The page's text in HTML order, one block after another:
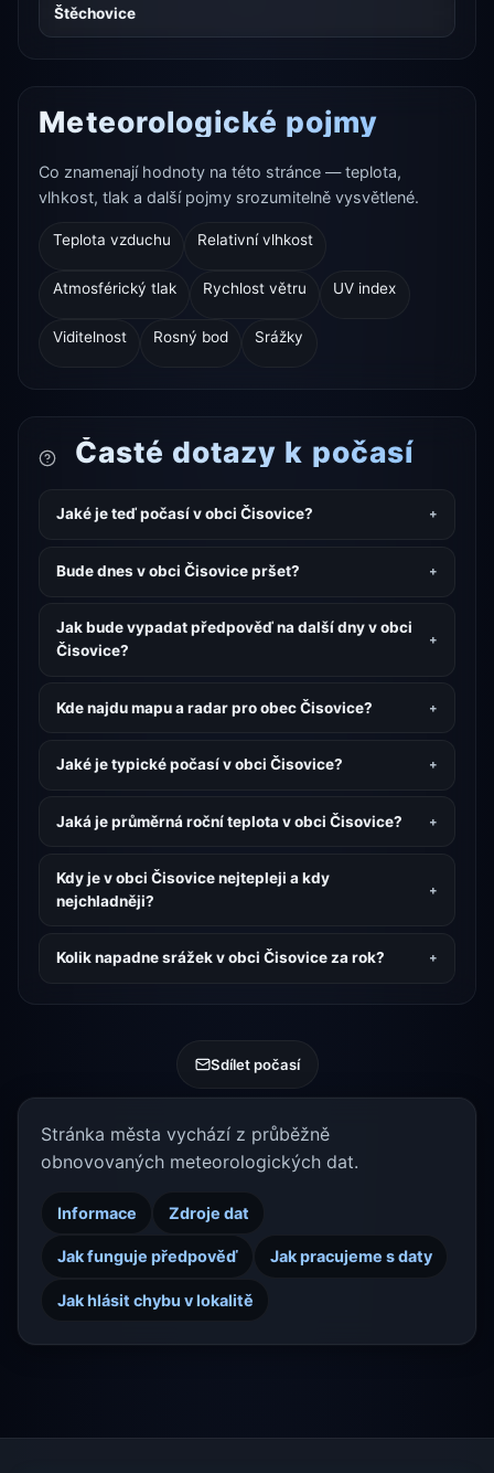
Štěchovice
Meteorologické pojmy
Co znamenají hodnoty na této stránce — teplota,
vlhkost, tlak a další pojmy srozumitelně vysvětlené.
Teplota vzduchu Relativní vlhkost
Atmosférický tlak Rychlost větru UV index
Viditelnost Rosný bod Srážky
Časté dotazy k počasí
Jaké je teď počasí v obci Čisovice?
Bude dnes v obci Čisovice pršet?
Jak bude vypadat předpověď na další dny v obci
Čisovice?
Kde najdu mapu a radar pro obec Čisovice?
Jaké je typické počasí v obci Čisovice?
Jaká je průměrná roční teplota v obci Čisovice?
Kdy je v obci Čisovice nejtepleji a kdy
nejchladněji?
Kolik napadne srážek v obci Čisovice za rok?
Sdílet počasí
Stránka města vychází z průběžně
obnovovaných meteorologických dat.
Informace Zdroje dat
Jak funguje předpověď Jak pracujeme s daty
Jak hlásit chybu v lokalitě